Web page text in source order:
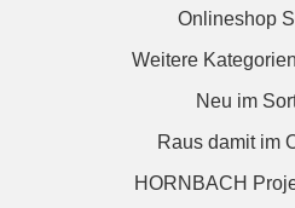
Onlineshop
Weitere
Neu im
Raus damit im
HORNBACH